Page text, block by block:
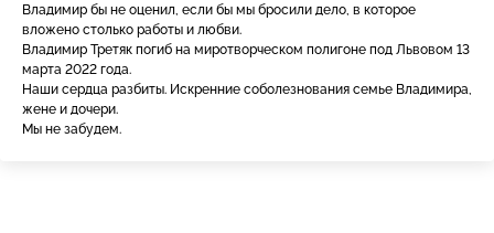
Владимир бы не оценил, если бы мы бросили дело, в которое
вложено столько работы и любви.
Владимир Третяк погиб на миротворческом полигоне под Львовом 13
марта 2022 года.
Наши сердца разбиты. Искренние соболезнования семье Владимира,
жене и дочери.
Мы не забудем.